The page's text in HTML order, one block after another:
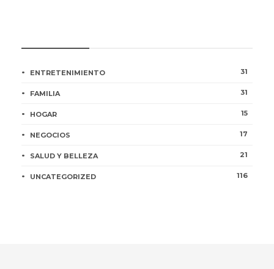
ENTRETENIMIENTO 31
FAMILIA 31
HOGAR 15
NEGOCIOS 17
SALUD Y BELLEZA 21
UNCATEGORIZED 116